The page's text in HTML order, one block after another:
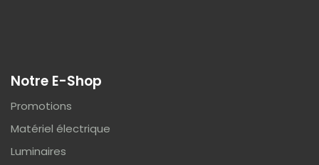
Notre E-Shop
Promotions
Matériel électrique
Luminaires